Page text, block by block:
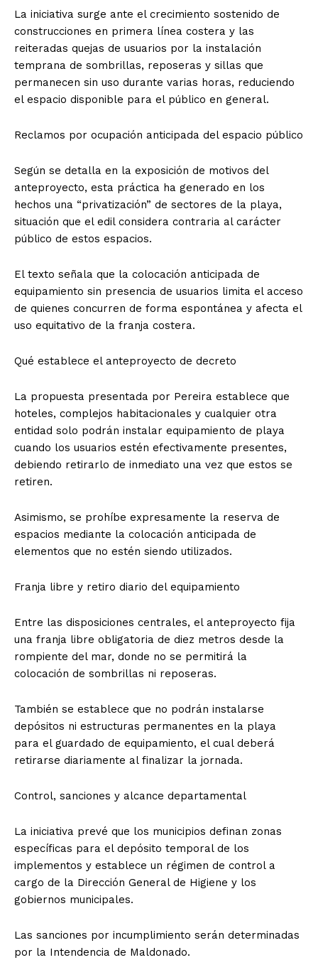
La iniciativa surge ante el crecimiento sostenido de
construcciones en primera línea costera y las
reiteradas quejas de usuarios por la instalación
temprana de sombrillas, reposeras y sillas que
permanecen sin uso durante varias horas, reduciendo
el espacio disponible para el público en general.
Reclamos por ocupación anticipada del espacio público
Según se detalla en la exposición de motivos del
anteproyecto, esta práctica ha generado en los
hechos una “privatización” de sectores de la playa,
situación que el edil considera contraria al carácter
público de estos espacios.
El texto señala que la colocación anticipada de
equipamiento sin presencia de usuarios limita el acceso
de quienes concurren de forma espontánea y afecta el
uso equitativo de la franja costera.
Qué establece el anteproyecto de decreto
La propuesta presentada por Pereira establece que
hoteles, complejos habitacionales y cualquier otra
entidad solo podrán instalar equipamiento de playa
cuando los usuarios estén efectivamente presentes,
debiendo retirarlo de inmediato una vez que estos se
retiren.
Asimismo, se prohíbe expresamente la reserva de
espacios mediante la colocación anticipada de
elementos que no estén siendo utilizados.
Franja libre y retiro diario del equipamiento
Entre las disposiciones centrales, el anteproyecto fija
una franja libre obligatoria de diez metros desde la
rompiente del mar, donde no se permitirá la
colocación de sombrillas ni reposeras.
También se establece que no podrán instalarse
depósitos ni estructuras permanentes en la playa
para el guardado de equipamiento, el cual deberá
retirarse diariamente al finalizar la jornada.
Control, sanciones y alcance departamental
La iniciativa prevé que los municipios definan zonas
específicas para el depósito temporal de los
implementos y establece un régimen de control a
cargo de la Dirección General de Higiene y los
gobiernos municipales.
Las sanciones por incumplimiento serán determinadas
por la Intendencia de Maldonado.